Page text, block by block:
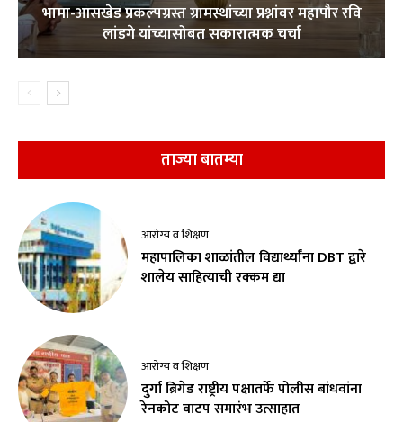
भामा-आसखेड प्रकल्पग्रस्त ग्रामस्थांच्या प्रश्नांवर महापौर रवि
लांडगे यांच्यासोबत सकारात्मक चर्चा
ताज्या बातम्या
आरोग्य व शिक्षण
महापालिका शाळांतील विद्यार्थ्यांना DBT द्वारे
शालेय साहित्याची रक्कम द्या
आरोग्य व शिक्षण
दुर्गा ब्रिगेड राष्ट्रीय पक्षातर्फे पोलीस बांधवांना
रेनकोट वाटप समारंभ उत्साहात